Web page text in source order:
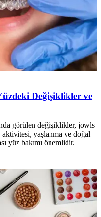
Değişiklikler ve
görülen değişiklikler, jowls
aktivitesi, yaşlanma ve doğal
yüz bakımı önemlidir.